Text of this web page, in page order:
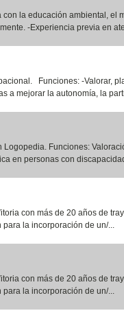
la educación ambiental, el
-Experiencia previa en
Funciones: -Valorar,
a mejorar la autonomía, la
Logopedia. Funciones:
en personas con
con más de 20 años de
la incorporación de un/...
con más de 20 años de
la incorporación de un/...